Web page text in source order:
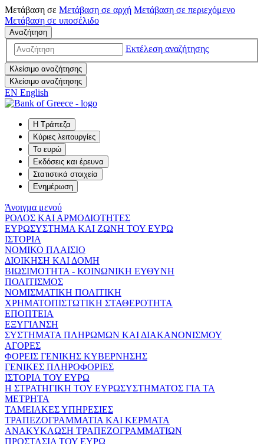
Μετάβαση σε Μετάβαση σε αρχή Μετάβαση σε περιεχόμενο
Μετάβαση σε υποσέλιδο
Αναζήτηση
Εκτέλεση αναζήτησης
Κλείσιμο αναζήτησης
Κλείσιμο αναζήτησης
EN English
Η Τράπεζα
Κύριες λειτουργίες
Το ευρώ
Εκδόσεις και έρευνα
Στατιστικά στοιχεία
Ενημέρωση
Άνοιγμα μενού
ΡΟΛΟΣ ΚΑΙ ΑΡΜΟΔΙΟΤΗΤΕΣ
ΕΥΡΩΣΥΣΤΗΜΑ ΚΑΙ ΖΩΝΗ ΤΟΥ ΕΥΡΩ
ΙΣΤΟΡΙΑ
ΝΟΜΙΚΟ ΠΛΑΙΣΙΟ
ΔΙΟΙΚΗΣΗ ΚΑΙ ΔΟΜΗ
ΒΙΩΣΙΜΟΤΗΤΑ - ΚΟΙΝΩΝΙΚΗ ΕΥΘΥΝΗ
ΠΟΛΙΤΙΣΜΟΣ
ΝΟΜΙΣΜΑΤΙΚΗ ΠΟΛΙΤΙΚΗ
ΧΡΗΜΑΤΟΠΙΣΤΩΤΙΚΗ ΣΤΑΘΕΡΟΤΗΤΑ
ΕΠΟΠΤΕΙΑ
ΕΞΥΓΙΑΝΣΗ
ΣΥΣΤΗΜΑΤΑ ΠΛΗΡΩΜΩΝ ΚΑΙ ΔΙΑΚΑΝΟΝΙΣΜΟΥ
ΑΓΟΡΕΣ
ΦΟΡΕΙΣ ΓΕΝΙΚΗΣ ΚΥΒΕΡΝΗΣΗΣ
ΓΕΝΙΚΕΣ ΠΛΗΡΟΦΟΡΙΕΣ
ΙΣΤΟΡΙΑ ΤΟΥ ΕΥΡΩ
Η ΣΤΡΑΤΗΓΙΚΗ ΤΟΥ ΕΥΡΩΣΥΣΤΗΜΑΤΟΣ ΓΙΑ ΤΑ
ΜΕΤΡΗΤΑ
ΤΑΜΕΙΑΚΕΣ ΥΠΗΡΕΣΙΕΣ
ΤΡΑΠΕΖΟΓΡΑΜΜΑΤΙΑ ΚΑΙ ΚΕΡΜΑΤΑ
ΑΝΑΚΥΚΛΩΣΗ ΤΡΑΠΕΖΟΓΡΑΜΜΑΤΙΩΝ
ΠΡΟΣΤΑΣΙΑ ΤΟΥ ΕΥΡΩ